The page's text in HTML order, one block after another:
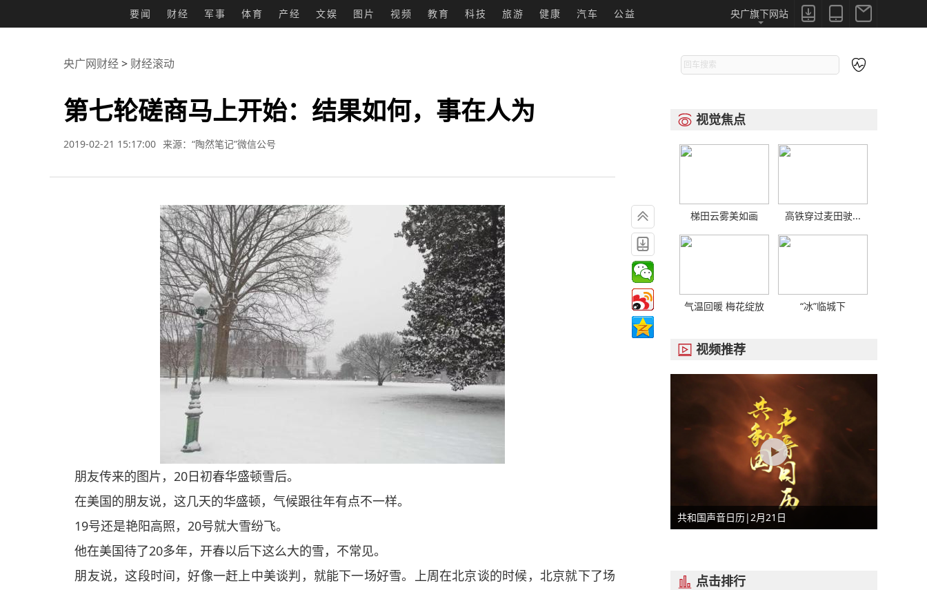
要闻 财经 军事 体育 产经 文娱 图片 视频 教育 科技 旅游 健康 汽车 公益 


央广旗下网站
央广网财经> 财经滚动
第七轮磋商马上开始：结果如何，事在人为
2019-02-21 15:17:00 来源：“陶然笔记”微信公号
朋友传来的图片，20日初春华盛顿雪后。
在美国的朋友说，这几天的华盛顿，气候跟往年有点不一样。
19号还是艳阳高照，20号就大雪纷飞。
他在美国待了20多年，开春以后下这么大的雪，不常见。
朋友说，这段时间，好像一赶上中美谈判，就能下一场好雪。上周在北京谈的时候，北京就下了场



 视觉焦点
梯田云雾美如画 高铁穿过麦田驶...
气温回暖 梅花绽放 “冰”临城下
 视频推荐
共和国声音日历|2月21日
 点击排行